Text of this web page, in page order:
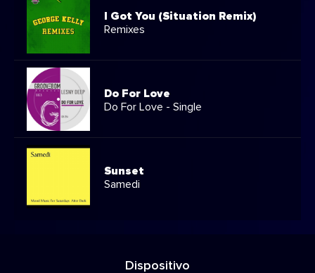
I Got You (Situation Remix)
Remixes
Do For Love
Do For Love - Single
Sunset
Samedi
Dispositivo